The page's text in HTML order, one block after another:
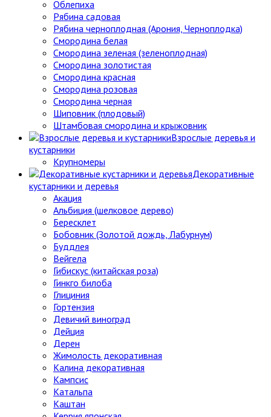
Облепиха
Рябина садовая
Рябина черноплодная (Арония, Черноплодка)
Смородина белая
Смородина зеленая (зеленоплодная)
Смородина золотистая
Смородина красная
Смородина розовая
Смородина черная
Шиповник (плодовый)
Штамбовая смородина и крыжовник
Взрослые деревья и
кустарники
Крупномеры
Декоративные
кустарники и деревья
Акация
Альбиция (шелковое дерево)
Бересклет
Бобовник (Золотой дождь, Лабурнум)
Буддлея
Вейгела
Гибискус (китайская роза)
Гинкго билоба
Глициния
Гортензия
Девичий виноград
Дейция
Дерен
Жимолость декоративная
Калина декоративная
Кампсис
Катальпа
Каштан